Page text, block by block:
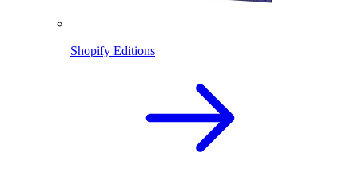
Shopify Editions